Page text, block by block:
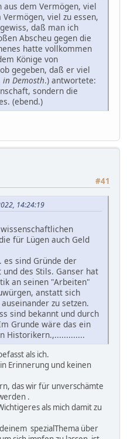
aus dem Vermögen, viel
viel zu essen,
daß man ich
Abscheu gegen die
hatte vollkommen
Könige von
gegeben, daß er viel
in Demosth.) antwortete:
sondern die
(ebend.)
#41
14:24:19
für Lügen auch Geld
es sind Gründe der
des Stils. Ganser hat
an seinen "Arbeiten"
anstatt sich
zu setzen.
sind bekannt und durch
Grunde wäre das ein
Historikern.,.............
als ich.
Erinnerung und keinen
das wir für unverschämte
.
als mich damit zu
spezialThema über